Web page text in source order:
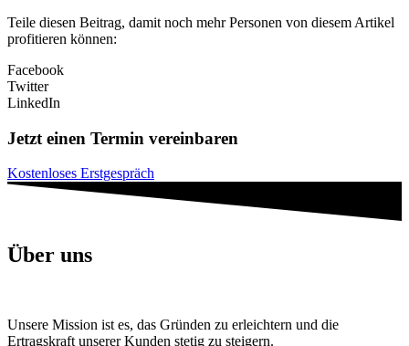
Teile diesen Beitrag, damit noch mehr Personen von diesem Artikel
profitieren können:
Facebook
Twitter
LinkedIn
Jetzt einen Termin vereinbaren
Kostenloses Erstgespräch
Über uns
Unsere Mission ist es, das Gründen zu erleichtern und die
Ertragskraft unserer Kunden stetig zu steigern.